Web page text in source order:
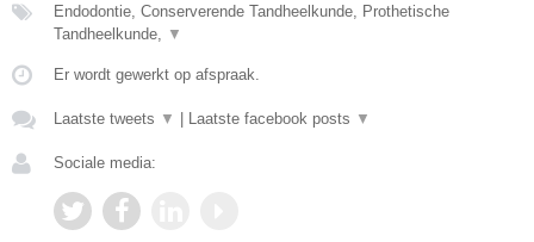
Endodontie, Conserverende Tandheelkunde, Prothetische
Tandheelkunde,
▼
Er wordt gewerkt op afspraak.
Laatste tweets ▼ Laatste facebook posts ▼
Sociale media: